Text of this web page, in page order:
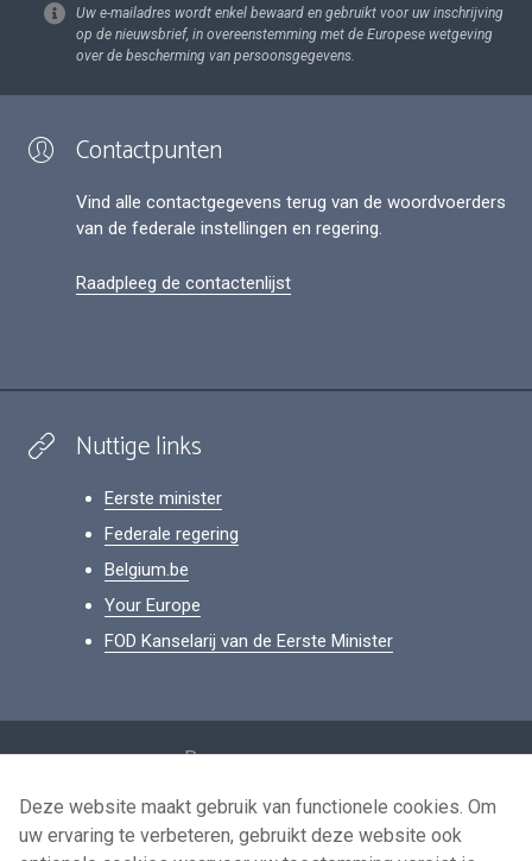
Uw e-mailadres wordt enkel bewaard en gebruikt voor uw inschrijving
op de nieuwsbrief, in overeenstemming met de Europese wetgeving
over de bescherming van persoonsgegevens.
Contactpunten
Vind alle contactgegevens terug van de woordvoerders
van de federale instellingen en regering.
Raadpleeg de contactenlijst
Nuttige links
Eerste minister
Federale regering
Belgium.be
Your Europe
FOD Kanselarij van de Eerste Minister
Persoonsgegevens
Voorwaarden voor het hergebruik
Contacteer ons
Deze website maakt gebruik van functionele cookies. Om
uw ervaring te verbeteren, gebruikt deze website ook